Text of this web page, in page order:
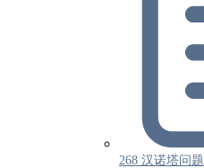
268 汉诺塔问题